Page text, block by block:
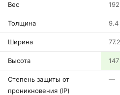
Вес
Толщина
Ширина
Высота
Степень защиты от
проникновения (IP)
—